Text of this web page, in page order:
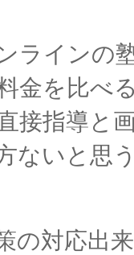
ラインの
金を比べ
接指導と
ないと思う
の対応出